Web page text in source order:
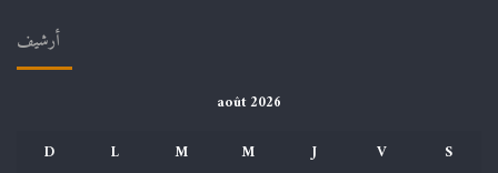
أرشيف
août 2026
D
L M M J V
S